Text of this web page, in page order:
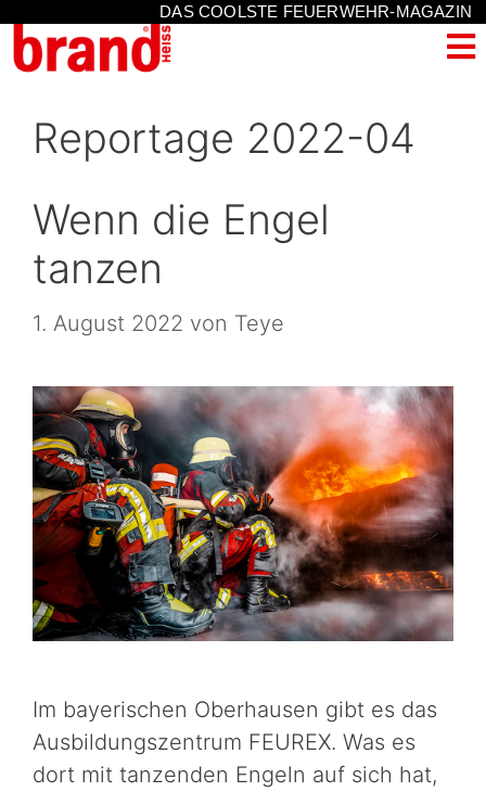
DAS COOLSTE FEUERWEHR-MAGAZIN
Reportage 2022-04
Wenn die Engel
tanzen
1. August 2022 von Teye
Im bayerischen Oberhausen gibt es das
Ausbildungszentrum FEUREX. Was es
dort mit tanzenden Engeln auf sich hat,